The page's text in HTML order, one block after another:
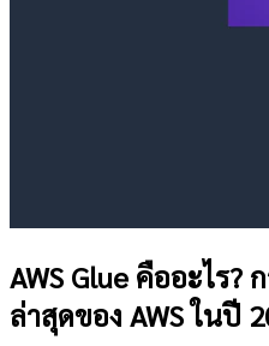
AWS Glue คืออะไร
ล่าสุดของ AWS ในปี